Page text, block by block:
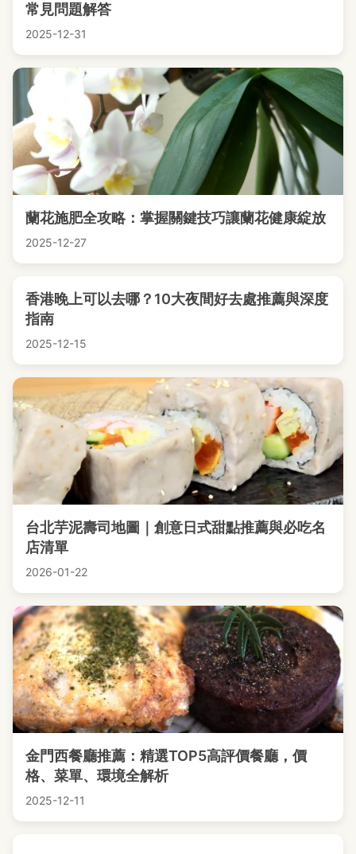
常見問題解答
2025-12-31
蘭花施肥全攻略：掌握關鍵技巧讓蘭花健康綻放
2025-12-27
香港晚上可以去哪？10大夜間好去處推薦與深度
指南
2025-12-15
台北芋泥壽司地圖｜創意日式甜點推薦與必吃名
店清單
2026-01-22
金門西餐廳推薦：精選TOP5高評價餐廳，價
格、菜單、環境全解析
2025-12-11